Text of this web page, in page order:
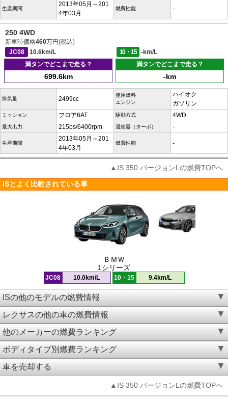
生産期間
2013年05月～201
4年03月
燃費性能 -
250 4WD
新車時価格460万円(税込)
JC08
10.6km/L 10・15
-km/L
満タンでどこまで走る？
699.6km
満タンでどこまで走る？
-km
排気量 2499cc
使用燃料
エンジン
ハイオク
ガソリン
ミッション フロア6AT 駆動方式 4WD
最大出力 215ps/6400rpm 過給器（ターボ） -
生産期間
2013年05月～201
4年03月
燃費性能 -
▲IS 350 バージョンLの燃費TOPへ
ISとよく比較されている車
ＢＭＷ
1シリーズ
JC08 10.0km/L 10・15 9.4km/L
ISの他のモデルの燃費情報
レクサスの他の車の燃費情報
他のメーカーの燃費ランキング
ボディタイプ別燃費ランキング
車を売却する
▲IS 350 バージョンLの燃費TOPへ